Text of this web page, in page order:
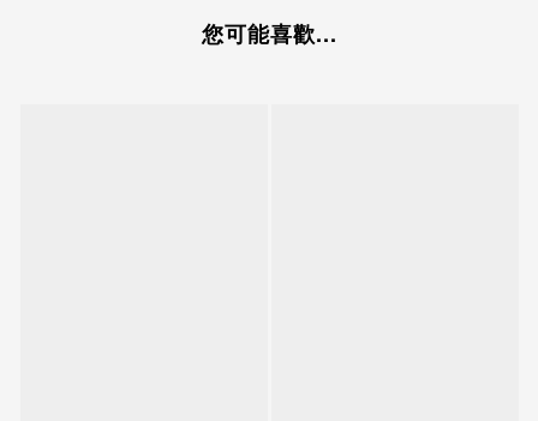
您可能喜歡...